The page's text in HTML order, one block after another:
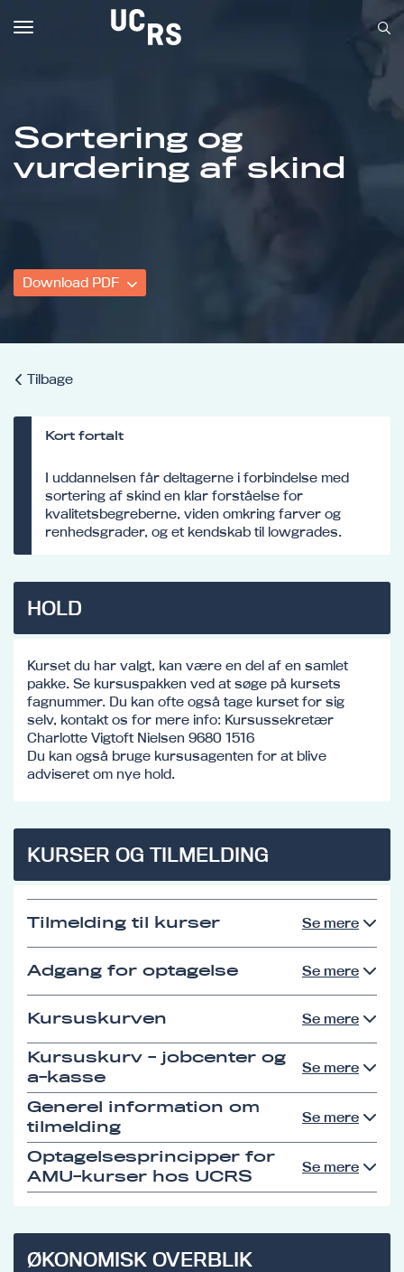
Sortering og
vurdering af skind
Download PDF
Tilbage
Kort fortalt
I uddannelsen får deltagerne i forbindelse med
sortering af skind en klar forståelse for
kvalitetsbegreberne, viden omkring farver og
renhedsgrader, og et kendskab til lowgrades.
HOLD
Kurset du har valgt, kan være en del af en samlet
pakke. Se kursuspakken ved at søge på kursets
fagnummer. Du kan ofte også tage kurset for sig
selv, kontakt os for mere info: Kursussekretær
Charlotte Vigtoft Nielsen 9680 1516
Du kan også bruge kursusagenten for at blive
adviseret om nye hold.
KURSER OG TILMELDING
Tilmelding til kurser Se mere
Adgang for optagelse Se mere
Kursuskurven Se mere
Kursuskurv - jobcenter og
a-kasse
Se mere
Generel information om
tilmelding
Se mere
Optagelsesprincipper for
AMU-kurser hos UCRS
Se mere
ØKONOMISK OVERBLIK